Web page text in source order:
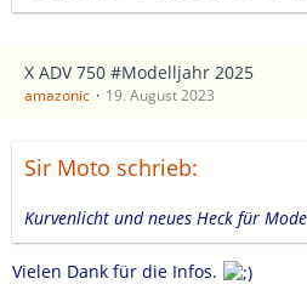
X ADV 750 #Modelljahr 2025
amazonic 19. August 2023
Sir Moto schrieb:
Kurvenlicht und neues Heck für
Vielen Dank für die Infos.